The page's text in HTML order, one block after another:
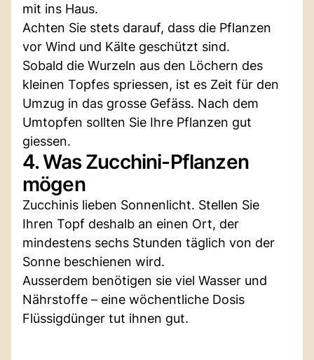
mit ins Haus.
Achten Sie stets darauf, dass die Pflanzen
vor Wind und Kälte geschützt sind.
Sobald die Wurzeln aus den Löchern des
kleinen Topfes spriessen, ist es Zeit für den
Umzug in das grosse Gefäss. Nach dem
Umtopfen sollten Sie Ihre Pflanzen gut
giessen.
4. Was Zucchini-Pflanzen
mögen
Zucchinis lieben Sonnenlicht. Stellen Sie
Ihren Topf deshalb an einen Ort, der
mindestens sechs Stunden täglich von der
Sonne beschienen wird.
Ausserdem benötigen sie viel Wasser und
Nährstoffe – eine wöchentliche Dosis
Flüssigdünger tut ihnen gut.